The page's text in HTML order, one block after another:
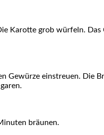
Karot­te grob wür­feln.
Gewür­ze ein­streu­en. Die
bräunen.